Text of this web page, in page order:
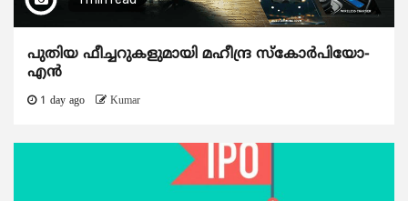
പുതിയ ഫീച്ചറുകളുമായി മഹീന്ദ്ര സ്കോർപിയോ-
എൻ
1 day ago Kumar